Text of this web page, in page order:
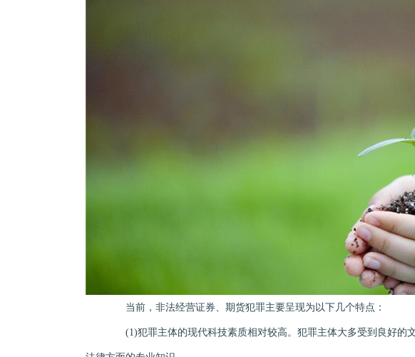
当前，非法经营证券、期货犯罪主要呈现为以下几个特点：
(1)犯罪主体的现代科技素质相对较高。犯罪主体大多受到良好的